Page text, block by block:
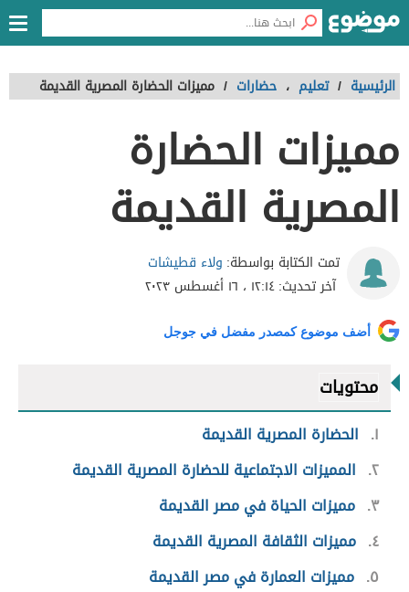
الرئيسية / تعليم ، حضارات / مميزات الحضارة المصرية القديمة
مميزات الحضارة
المصرية القديمة
تمت الكتابة بواسطة: ولاء قطيشات
آخر تحديث:١٢:١٤ ، ١٦ أغسطس ٢٠٢٣
أضف موضوع كمصدر مفضل في جوجل
محتويات
١
الحضارة المصرية القديمة
٢ المميزات الاجتماعية للحضارة المصرية القديمة
٣ مميزات الحياة في مصر القديمة
٤ مميزات الثقافة المصرية القديمة
٥ مميزات العمارة في مصر القديمة